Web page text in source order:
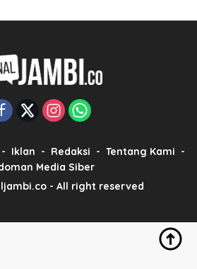
Iklan Redaksi
Tentang Kami
Media Siber
- All right reserved